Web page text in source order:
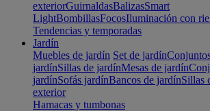
exteriorGuirnaldasBalizasSmart
LightBombillasFocosIluminación con
Tendencias y temporadas
Jardín
Muebles de jardín Set de jardín
jardínSillas de jardínMesas de jardín
jardínSofás jardínBancos de jardínSillas
exterior
Hamacas y tumbonas